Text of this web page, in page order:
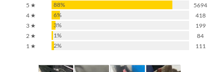
5 ★ 88%
5694
4 ★
6%
418
3 ★
3%
199
2 ★
1%
84
1 ★
2% 111